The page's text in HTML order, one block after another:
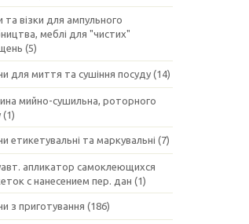
та візки для ампульного
меблі для "чистих"
(5)
для миття та сушіння посуду(14)
мийно-сушильна, роторного
(1)
етикетувальні та маркувальні (7)
апликатор самоклеющихся
с нанесением пер. дан (1)
з приготування (186)